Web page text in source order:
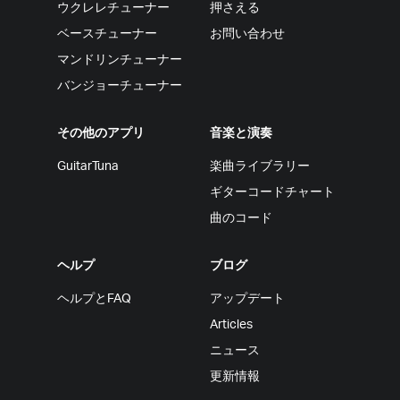
ウクレレチューナー
ベースチューナー
マンドリンチューナー
バンジョーチューナー
押さえる
お問い合わせ
その他のアプリ
GuitarTuna
音楽と演奏
楽曲ライブラリー
ギターコードチャート
曲のコード
ヘルプ
ヘルプとFAQ
ブログ
アップデート
Articles
ニュース
更新情報